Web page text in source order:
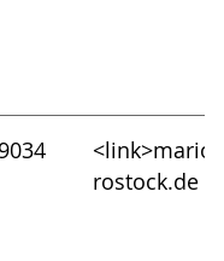
9034
rostock.de